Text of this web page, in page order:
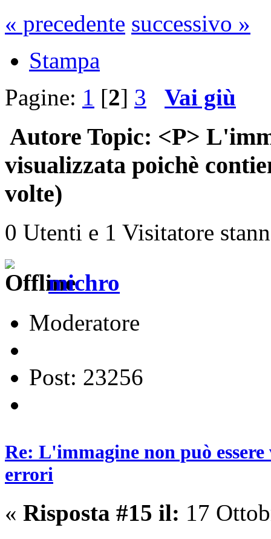
« precedente successivo »
Stampa
Pagine: 1 [2] 3 Vai giù
Autore Topic: <P>
visualizzata poichè
volte)
0 Utenti e 1 Visitatore
michro
Moderatore
Post: 23256
Re: L'immagine non può
errori
« Risposta #15 il: 17